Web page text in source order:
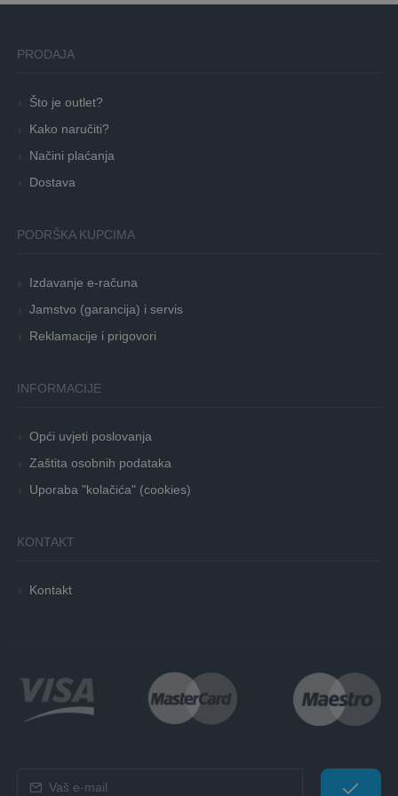
PRODAJA
Što je outlet?
Kako naručiti?
Načini plaćanja
Dostava
PODRŠKA KUPCIMA
Izdavanje e-računa
Jamstvo (garancija) i servis
Reklamacije i prigovori
INFORMACIJE
Opći uvjeti poslovanja
Zaštita osobnih podataka
Uporaba "kolačića" (cookies)
KONTAKT
Kontakt